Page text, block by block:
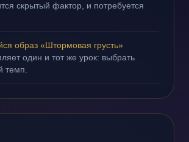
скрытый фактор, и потребуется
образ «Штормовая грусть»
один и тот же урок: выбрать
темп.